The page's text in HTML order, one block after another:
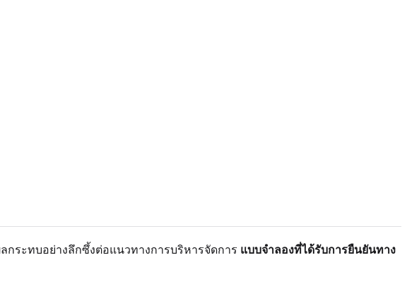
กระทบอย่างลึกซึ้งต่อแนวทางการบริหารจัดการ แบบจำลองที่ได้รับการยืนยันทาง